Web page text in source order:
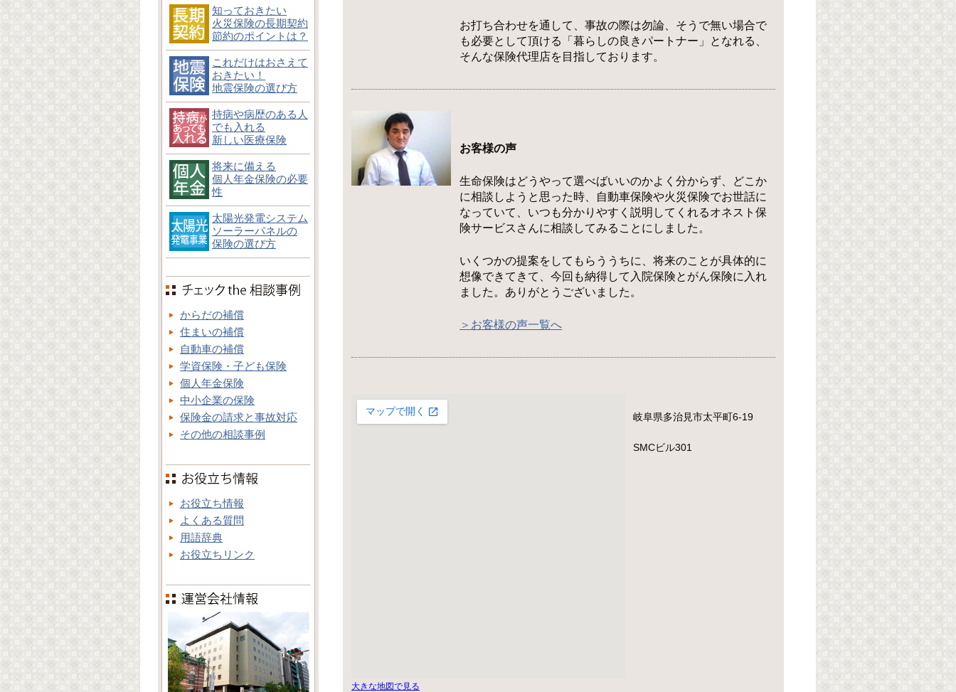
お打ち合わせを通して、事故の際は勿論、そうで無い場合で
も必要として頂ける「暮らしの良きパートナー」となれる、
そんな保険代理店を目指しております。
お客様の声
生命保険はどうやって選べばいいのかよく分からず、どこか
に相談しようと思った時、自動車保険や火災保険でお世話に
なっていて、いつも分かりやすく説明してくれるオネスト保
険サービスさんに相談してみることにしました。
いくつかの提案をしてもらううちに、将来のことが具体的に
想像できてきて、今回も納得して入院保険とがん保険に入れ
ました。ありがとうございました。
＞お客様の声一覧へ
岐阜県多治見市太平町6-19
SMCビル301
大きな地図で見る
知っておきたい
火災保険の長期契約
節約のポイントは？
これだけはおさえて
おきたい！
地震保険の選び方
持病や病歴のある人
でも入れる
新しい医療保険
将来に備える
個人年金保険の必要
性
太陽光発電システム
ソーラーパネルの
保険の選び方
からだの補償
住まいの補償
自動車の補償
学資保険・子ども保険
個人年金保険
中小企業の保険
保険金の請求と事故対応
その他の相談事例
お役立ち情報
よくある質問
用語辞典
お役立ちリンク